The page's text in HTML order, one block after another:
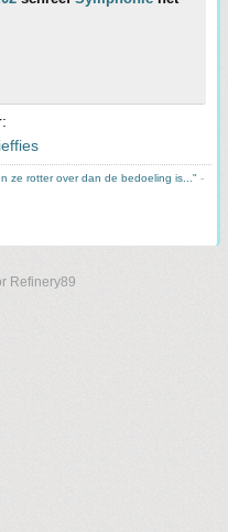
ze rotter over dan de bedoeling is..." -
Refinery89